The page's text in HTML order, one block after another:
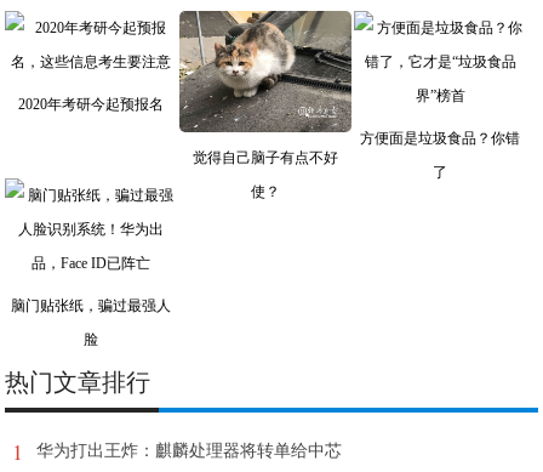
2020年考研今起预报名
觉得自己脑子有点不好
使？
方便面是垃圾食品？你错
了
脑门贴张纸，骗过最强人
脸
热门文章排行
1 华为打出王炸：麒麟处理器将转单给中芯